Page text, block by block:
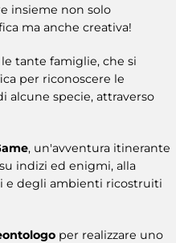
insieme non solo
ma anche creativa!
tante famiglie, che si
per riconoscere le
alcune specie, attraverso
, un'avventura itinerante
indizi ed enigmi, alla
e degli ambienti ricostruiti
per realizzare uno